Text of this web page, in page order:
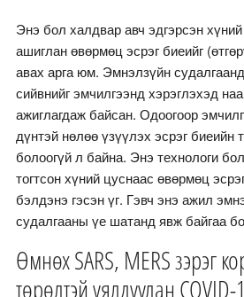
Энэ бол халдвар авч эдгэрсэн
ашиглан өвөрмөц эсрэг биеийг
авах арга юм. Эмнэлзүйн
сийвнийг эмчилгээнд хэрэглэхэд
ажиглагдаж байсан. Одоогоор
дүнтэй нөлөө үзүүлэх эсрэг биеийн
болоогүй л байна. Энэ технологи
тогтсон хүний цуснаас өвөрмөц
бэлдэнэ гэсэн үг. Гэвч энэ ажил
судалгааны үе шатанд явж байгаа
Өмнөх SARS, MERS зэрэг
төрөлтэй уялдуулан